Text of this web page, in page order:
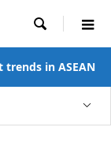

trends in ASEAN